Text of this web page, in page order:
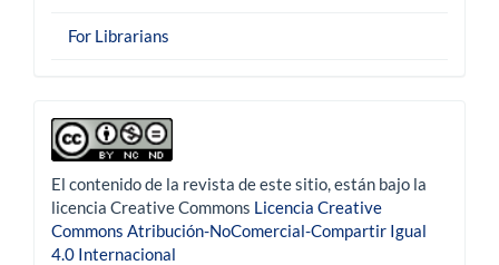
For Librarians
derechoautor
El contenido de la revista de este sitio, están bajo la
licencia Creative Commons Licencia Creative
Commons Atribución-NoComercial-Compartir Igual
4.0 Internacional